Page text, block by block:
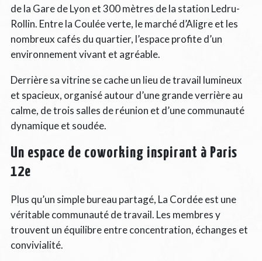
de la Gare de Lyon et 300 mètres de la station Ledru-
Rollin. Entre la Coulée verte, le marché d’Aligre et les
nombreux cafés du quartier, l’espace profite d’un
environnement vivant et agréable.
Derrière sa vitrine se cache un lieu de travail lumineux
et spacieux, organisé autour d’une grande verrière au
calme, de trois salles de réunion et d’une communauté
dynamique et soudée.
Un espace de coworking inspirant à Paris
12e
Plus qu’un simple bureau partagé, La Cordée est une
véritable communauté de travail. Les membres y
trouvent un équilibre entre concentration, échanges et
convivialité.